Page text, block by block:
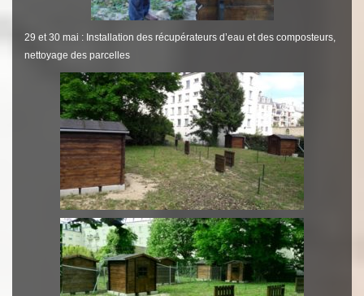
29 et 30 mai : Installation des récupérateurs d’eau et des composteurs,
nettoyage des parcelles